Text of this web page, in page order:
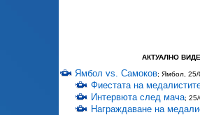
АКТУАЛНО
Ямбол vs. Самоков; Ямбол, 25/
Фиестата на
Интервюта след мача; 25/
Награждаване на